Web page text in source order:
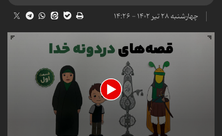
چهارشنبه ۲۸ تیر ۱۴۰۲ - ۱۴:۲۶